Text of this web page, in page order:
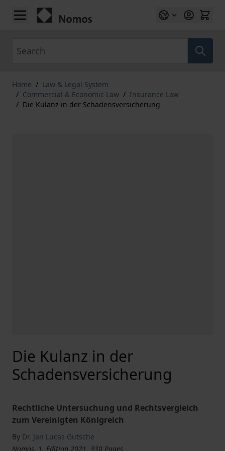
Skip to Content
Home / Law & Legal System
/ Commercial & Economic Law / Insurance Law
/ Die Kulanz in der Schadensversicherung
Die Kulanz in der
Schadensversicherung
Rechtliche Untersuchung und Rechtsvergleich
zum Vereinigten Königreich
By Dr. Jan Lucas Gutsche
Nomos, 1. Edition 2021, 330 Pages